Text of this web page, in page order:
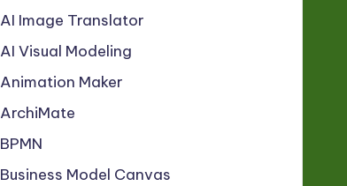
AI Image Translator
AI Visual Modeling
Animation Maker
ArchiMate
BPMN
Business Model Canvas